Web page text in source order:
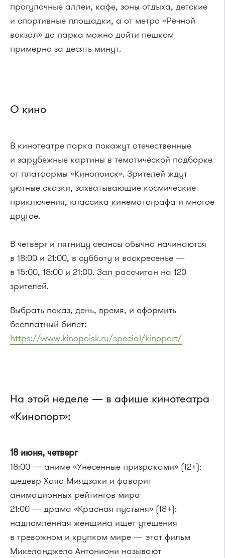
прогулочные аллеи, кафе, зоны отдыха, детские
и спортивные площадки, а от метро «Речной
вокзал» до парка можно дойти пешком
примерно за десять минут.
О кино
В кинотеатре парка покажут отечественные
и зарубежные картины в тематической подборке
от платформы «Кинопоиск». Зрителей ждут
уютные сказки, захватывающие космические
приключения, классика кинематографа и многое
другое.
В четверг и пятницу сеансы обычно начинаются
в 18:00 и 21:00, в субботу и воскресенье —
в 15:00, 18:00 и 21:00. Зал рассчитан на 120
зрителей.
Выбрать показ, день, время, и оформить
бесплатный билет:
https://www.kinopoisk.ru/special/kinoport/
На этой неделе — в афише кинотеатра
«Кинопорт»:
18 июня, четверг
18:00 — аниме «Унесенные призраками» (12+):
шедевр Хаяо Миядзаки и фаворит
анимационных рейтингов мира
21:00 — драма «Красная пустыня» (18+):
надломленная женщина ищет утешения
в тревожном и хрупком мире — этот фильм
Микеланджело Антониони называют